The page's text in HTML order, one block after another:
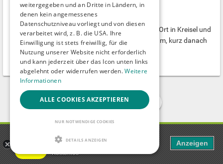
Kirchhorster See
FKK-Strand
Kirchhorster See ist am Ort ausgeschrieben. Am Ort in Kreisel und
Steller Straße raus. Am Ende der Straße rechts rum, kurz danach
ist der Parkplatz...
Isernhagen-Niedersachsen
1 2
Die ultimative Gay Chat App
Kostenlos
Anzeigen
weitergegeben und an Dritte in Ländern, in
denen kein angemessenes
Datenschutzniveau vorliegt und von diesen
verarbeitet wird, z. B. die USA. Ihre
Einwilligung ist stets freiwillig, für die
Nutzung unserer Website nicht erforderlich
und kann jederzeit über das Icon unten links
abgelehnt oder widerrufen werden.Weitere
Informationen
ALLE COOKIES AKZEPTIEREN
NUR NOTWENDIGE COOKIES
DETAILS ANZEIGEN